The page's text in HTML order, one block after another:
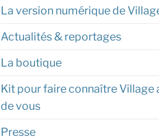
La version numérique de
Actualités & reportages
La boutique
Kit pour faire connaître Village
de vous
Presse